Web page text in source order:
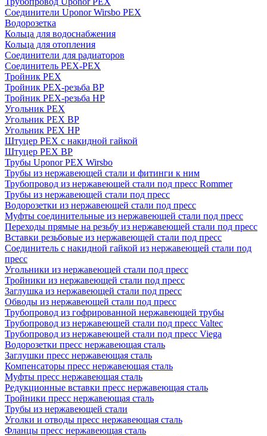
Соединители Uponor Wirsbo PEX
Водорозетка
Кольца для водоснабжения
Кольца для отопления
Соединители для радиаторов
Соединитель PEX-PEX
Тройник PEX
Тройник PEX-резьба ВР
Тройник PEX-резьба НР
Угольник PEX
Угольник PEX ВР
Угольник PEX НР
Штуцер PEX c накидной гайкой
Штуцер PEX ВР
Трубы Uponor PEX Wirsbo
Трубы из нержавеющей стали и фитинги к ним
Трубопровод из нержавеющей стали под пресс Rommer
Трубы из нержавеющей стали под пресс
Водорозетки из нержавеющей стали под пресс
Муфты соединительные из нержавеющей стали под пресс
Переходы прямые на резьбу из нержавеющей стали под пресс
Вставки резьбовые из нержавеющей стали под пресс
Соединитель с накидной гайкой из нержавеющей стали под
пресс
Угольники из нержавеющей стали под пресс
Тройники из нержавеющей стали под пресс
Заглушка из нержавеющей стали под пресс
Обводы из нержавеющей стали под пресс
Трубопровод из гофрированной нержавеющей трубы
Трубопровод из нержавеющей стали под пресс Valtec
Трубопровод из нержавеющей стали под пресс Viega
Водорозетки пресс нержавеющая сталь
Заглушки пресс нержавеющая сталь
Компенсаторы пресс нержавеющая сталь
Муфты пресс нержавеющая сталь
Редукционные вставки пресс нержавеющая сталь
Тройники пресс нержавеющая сталь
Трубы из нержавеющей стали
Уголки и отводы пресс нержавеющая сталь
Фланцы пресс нержавеющая сталь